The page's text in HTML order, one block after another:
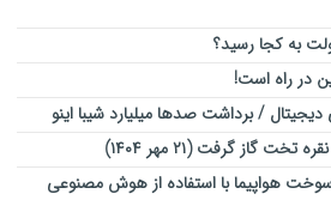
به کجا رسید؟
در راه است!
دیجیتال / برداشت صدها میلیارد شیبا اینو
گاز گرفت (۲۱ مهر ۱۴۰۴)